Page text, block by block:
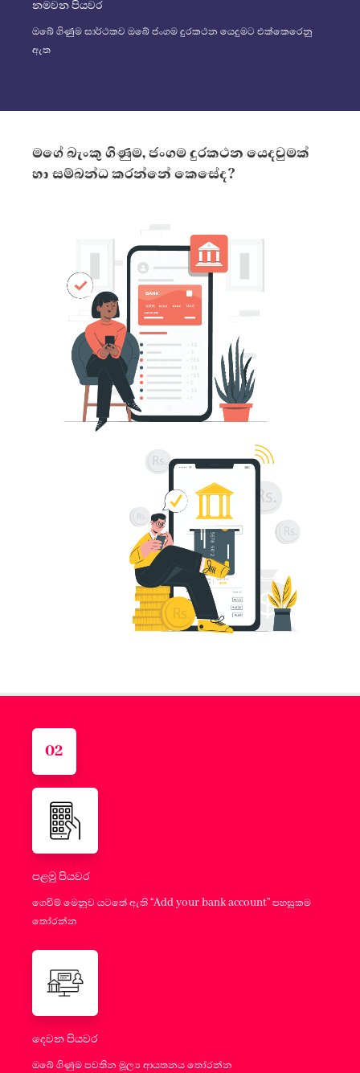
නමවන පියවර
ඔබේ ගිණුම සාර්ථකව ඔබේ ජංගම දුරකථන යෙදුමට එක්කෙරෙනු
ඇත
මගේ බැංකු ගිණුම, ජංගම දුරකථන යෙදවුමක්
හා සම්බන්ධ කරන්නේ කෙසේද?
02
පළමු පියවර
ගෙවීම් මෙනුව යටතේ ඇති “Add your bank account” පහසුකම
තෝරන්න
දෙවන පියවර
ඔබේ ගිණුම පවතින මූල්‍ය ආයතනය තෝරන්න